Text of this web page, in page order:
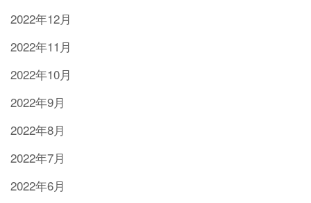
2022年12月
2022年11月
2022年10月
2022年9月
2022年8月
2022年7月
2022年6月